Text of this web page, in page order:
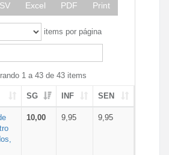
Excel PDF Print
items por página
1 a 43 de 43 items
SG INF SEN
10,00 9,95 9,95